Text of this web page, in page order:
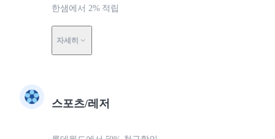
한샘에서 2% 적립
자세히
스포츠/레저